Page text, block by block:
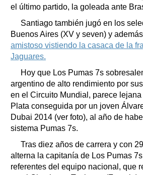
el último partido, la goleada ante
Santiago también jugó en los
Buenos Aires (XV y seven) y
amistoso vistiendo la casaca de la
Jaguares.
Hoy que Los Pumas 7s
argentino de alto rendimiento por
en el Circuito Mundial, parece
Plata conseguida por un joven
Dubai 2014 (ver foto), al año de
sistema Pumas 7s.
Tras diez años de carrera y con
alterna la capitanía de Los Pumas
referentes del equipo nacional, que